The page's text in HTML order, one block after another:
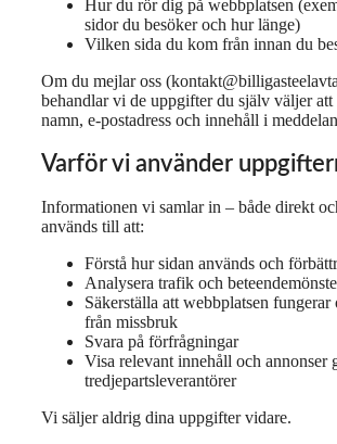
Hur du rör dig på webbplatsen
sidor du besöker och hur länge)
Vilken sida du kom från innan du
Om du mejlar oss
behandlar vi de uppgifter du själv väljer att
namn, e-postadress och innehåll i
Varför vi använder
Informationen vi samlar in – både direkt
används till att:
Förstå hur sidan används och
Analysera trafik och
Säkerställa att webbplatsen fungerar
från missbruk
Svara på förfrågningar
Visa relevant innehåll och annonser
tredjepartsleverantörer
Vi säljer aldrig dina uppgifter vidare.